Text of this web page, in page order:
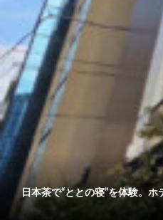
日本茶で“ととの寝”を体験。